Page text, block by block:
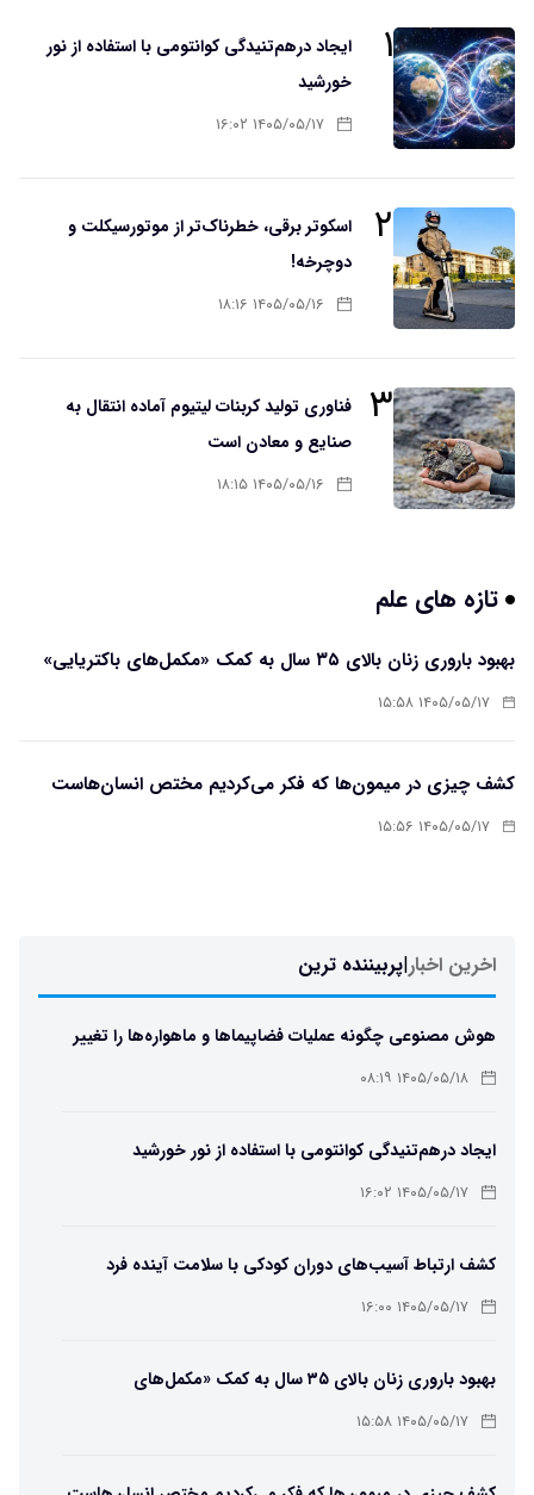
۱
ایجاد درهم‌تنیدگی کوانتومی با استفاده از نور
خورشید
۱۴۰۵/۰۵/۱۷ ۱۶:۰۲
۲
اسکوتر برقی، خطرناک‌تر از موتورسیکلت و
دوچرخه!
۱۴۰۵/۰۵/۱۶ ۱۸:۱۶
۳
فناوری تولید کربنات لیتیوم آماده انتقال به
صنایع و معادن است
۱۴۰۵/۰۵/۱۶ ۱۸:۱۵
تازه های علم
بهبود باروری زنان بالای ۳۵ سال به کمک «مکمل‌های باکتریایی»
۱۴۰۵/۰۵/۱۷ ۱۵:۵۸
کشف چیزی در میمون‌ها که فکر می‌کردیم مختص انسان‌هاست
۱۴۰۵/۰۵/۱۷ ۱۵:۵۶
اخرین اخبار|پربیننده ترین
هوش مصنوعی چگونه عملیات فضاپیماها و ماهواره‌ها را تغییر
می‌دهد؟
۱۴۰۵/۰۵/۱۸ ۰۸:۱۹
ایجاد درهم‌تنیدگی کوانتومی با استفاده از نور خورشید
۱۴۰۵/۰۵/۱۷ ۱۶:۰۲
کشف ارتباط آسیب‌های دوران کودکی با سلامت آینده فرد
۱۴۰۵/۰۵/۱۷ ۱۶:۰۰
بهبود باروری زنان بالای ۳۵ سال به کمک «مکمل‌های
باکتریایی»
۱۴۰۵/۰۵/۱۷ ۱۵:۵۸